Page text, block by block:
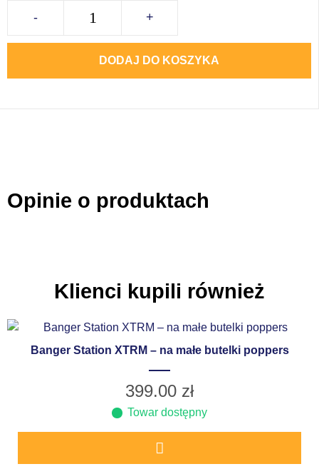
- +
DODAJ DO KOSZYKA
Opinie o produktach
Klienci kupili również
Banger Station XTRM – na małe butelki poppers
399.00 zł
Towar dostępny